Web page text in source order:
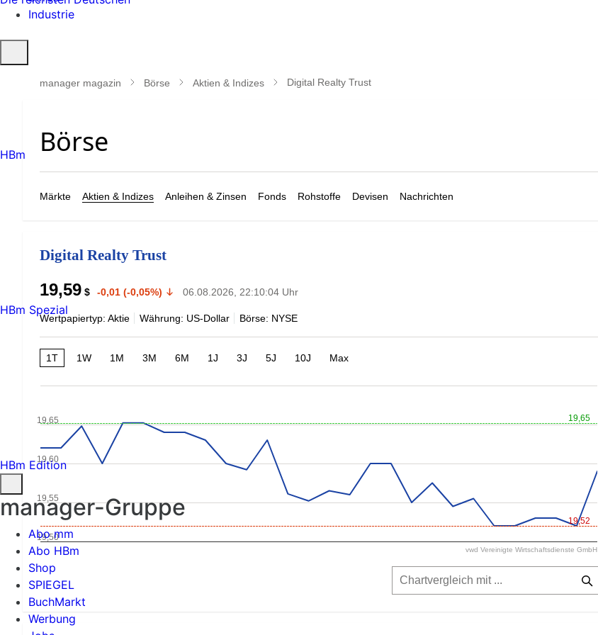
Industrie
öffnen
manager magazin Börse Aktien & Indizes Digital Realty Trust
Märkte Aktien & Indizes Anleihen & Zinsen Fonds Rohstoffe Devisen Nachrichten
Digital Realty Trust
19,59 $ -0,01 (-0,05%) 06.08.2026, 22:10:04 Uhr
Wertpapiertyp: Aktie Währung: US-Dollar Börse: NYSE
1T 1W 1M 3M 6M 1J 3J 5J 10J Max
19,65
19,52
19,50
19,55
19,60
19,65
vwd Vereinigte Wirtschaftsdienste GmbH
HBm
HBm Spezial
HBm Edition
manager-Gruppe
Abo mm
Abo HBm
Shop
SPIEGEL
BuchMarkt
Werbung